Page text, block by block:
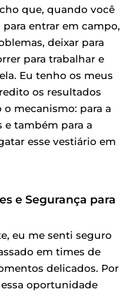
que, quando você
entrar em campo,
deixar para
para trabalhar e
Eu tenho os meus
os resultados
mecanismo: para a
e também para a
esse vestiário em
e Segurança para
eu me senti seguro
em times de
delicados. Por
oportunidade